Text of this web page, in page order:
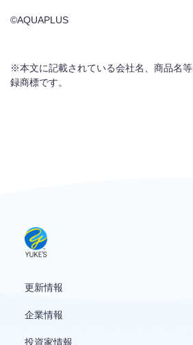
©AQUAPLUS
※本文に記載されている会社名、商品名
録商標です。
更新情報
企業情報
投資家情報